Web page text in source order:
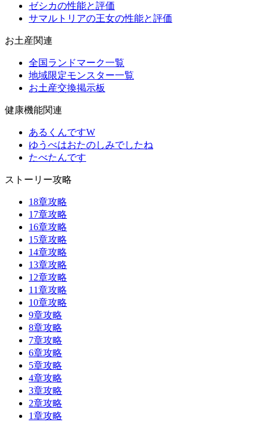
ゼシカの性能と評価
サマルトリアの王女の性能と評価
お土産関連
全国ランドマーク一覧
地域限定モンスター一覧
お土産交換掲示板
健康機能関連
あるくんですW
ゆうべはおたのしみでしたね
たべたんです
ストーリー攻略
18章攻略
17章攻略
16章攻略
15章攻略
14章攻略
13章攻略
12章攻略
11章攻略
10章攻略
9章攻略
8章攻略
7章攻略
6章攻略
5章攻略
4章攻略
3章攻略
2章攻略
1章攻略